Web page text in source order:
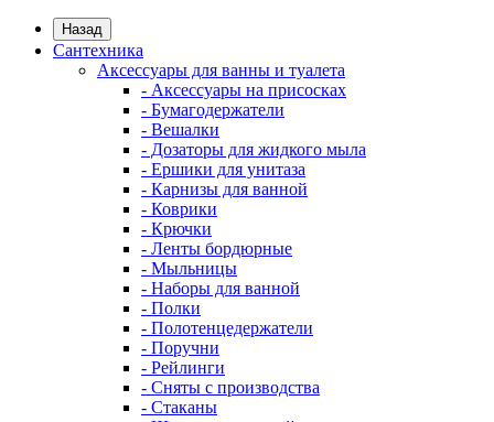
Назад
Сантехника
Аксессуары для ванны и туалета
- Аксессуары на присосках
- Бумагодержатели
- Вешалки
- Дозаторы для жидкого мыла
- Ершики для унитаза
- Карнизы для ванной
- Коврики
- Крючки
- Ленты бордюрные
- Мыльницы
- Наборы для ванной
- Полки
- Полотенцедержатели
- Поручни
- Рейлинги
- Сняты с производства
- Стаканы